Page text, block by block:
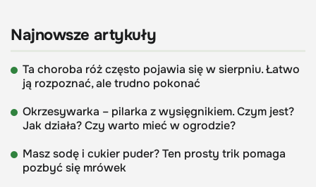
Najnowsze artykuły
Ta choroba róż często pojawia się w sierpniu. Łatwo
ją rozpoznać, ale trudno pokonać
Okrzesywarka – pilarka z wysięgnikiem. Czym jest?
Jak działa? Czy warto mieć w ogrodzie?
Masz sodę i cukier puder? Ten prosty trik pomaga
pozbyć się mrówek